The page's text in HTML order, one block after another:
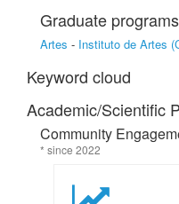
Graduate programs
Artes - Instituto de Artes
Keyword cloud
Academic/Scientific
Community
* since 2022